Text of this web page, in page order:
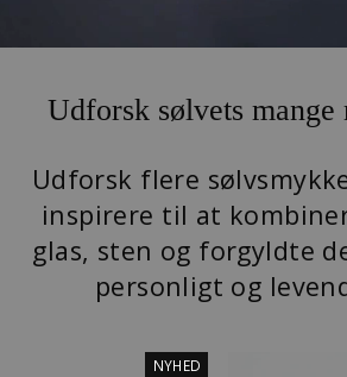
Udforsk sølvets mange
Udforsk flere
inspirere til at
glas, sten og forgyldte
personligt og
NYHED